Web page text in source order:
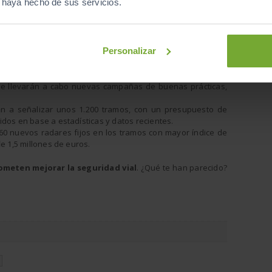
hecho de sus servicios.
Personalizar
de
como
falta y
y
llevarán a cabo nuevas campañas de buenas prácticas,
a señalizar unos 1.200 tramos, con un presupuesto de
en base a estadísticas y datos recientes.
nuevos radares fijos en los tramos con mayor índice de
1,5 millones de euros.
mejorar la seguridad vial. ¿Qué te han parecido?